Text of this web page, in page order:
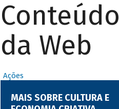
Conteúdo
da Web
Ações
MAIS SOBRE CULTURA E